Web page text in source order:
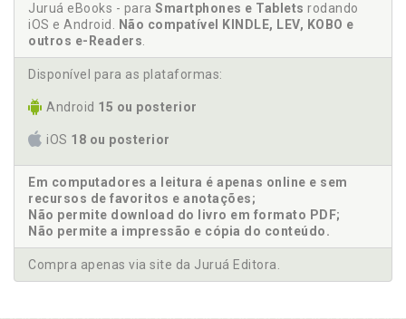
Juruá eBooks - para Smartphones e Tablets rodando
iOS e Android.
Não compatível KINDLE, LEV, KOBO e
outros e-Readers
Disponível para as plataformas:
Android 15 ou posterior
iOS 18 ou posterior
Em computadores a leitura é apenas online e sem
recursos de favoritos e anotações;
Não permite download do livro em formato PDF;
Não permite a impressão e cópia do conteúdo.
Compra apenas via site da Juruá Editora.